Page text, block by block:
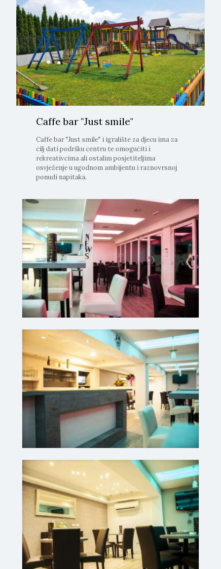
Caffe bar "Just smile"
Caffe bar "Just smile" i igralište za djecu ima za
cilj dati podršku centru te omogućiti i
rekreativcima ali ostalim posjetiteljima
osvježenje u ugodnom ambijentu i raznovrsnoj
ponudi napitaka.